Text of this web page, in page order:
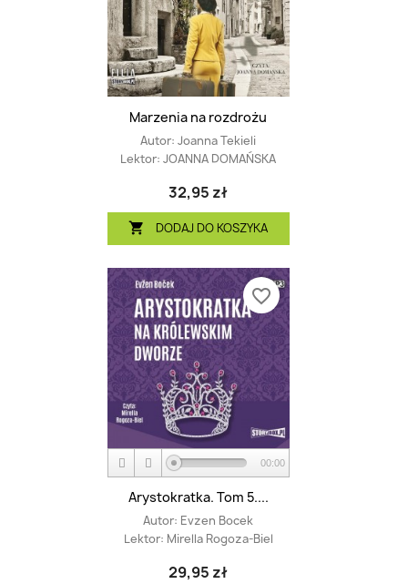
Marzenia na rozdrożu
Autor: Joanna Tekieli
Lektor: JOANNA DOMAŃSKA
32,95 zł
 DODAJ DO KOSZYKA
00:00
Arystokratka. Tom 5....
Autor: Evzen Bocek
Lektor: Mirella Rogoza-Biel
29,95 zł
favorite_border